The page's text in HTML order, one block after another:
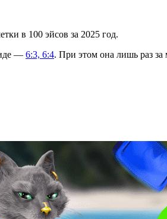
в 100 эйсов за 2025 год.
— 6:3, 6:4. При этом она лишь раз за